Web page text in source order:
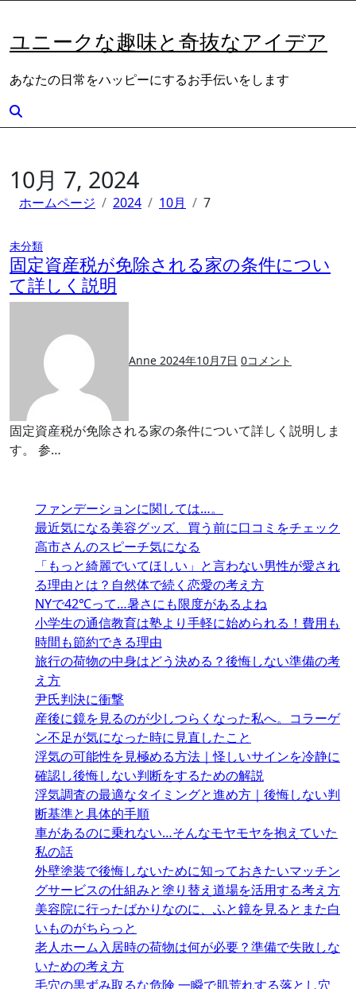
を
キ
ッ
プ
ユニークな趣味と奇抜なアイデア
あなたの日常をハッピーにするお手伝いをします
10月 7, 2024
ホームページ 2024 10月 7
未分類
固定資産税が免除される家の条件につい
て詳しく説明
Anne 2024年10月7日 0コメント
固定資産税が免除される家の条件について詳しく説明しま
す。 参…
ファンデーションに関しては…。
最近気になる美容グッズ、買う前に口コミをチェック
高市さんのスピーチ気になる
「もっと綺麗でいてほしい」と言わない男性が愛され
る理由とは？自然体で続く恋愛の考え方
NYで42℃って…暑さにも限度があるよね
小学生の通信教育は塾より手軽に始められる！費用も
時間も節約できる理由
旅行の荷物の中身はどう決める？後悔しない準備の考
え方
尹氏判決に衝撃
産後に鏡を見るのが少しつらくなった私へ。コラーゲ
ン不足が気になった時に見直したこと
浮気の可能性を見極める方法｜怪しいサインを冷静に
確認し後悔しない判断をするための解説
浮気調査の最適なタイミングと進め方｜後悔しない判
断基準と具体的手順
車があるのに乗れない…そんなモヤモヤを抱えていた
私の話
外壁塗装で後悔しないために知っておきたいマッチン
グサービスの仕組みと塗り替え道場を活用する考え方
美容院に行ったばかりなのに、ふと鏡を見るとまた白
いものがちらっと
老人ホーム入居時の荷物は何が必要？準備で失敗しな
いための考え方
毛穴の黒ずみ取るな危険 一瞬で肌荒れする落とし穴